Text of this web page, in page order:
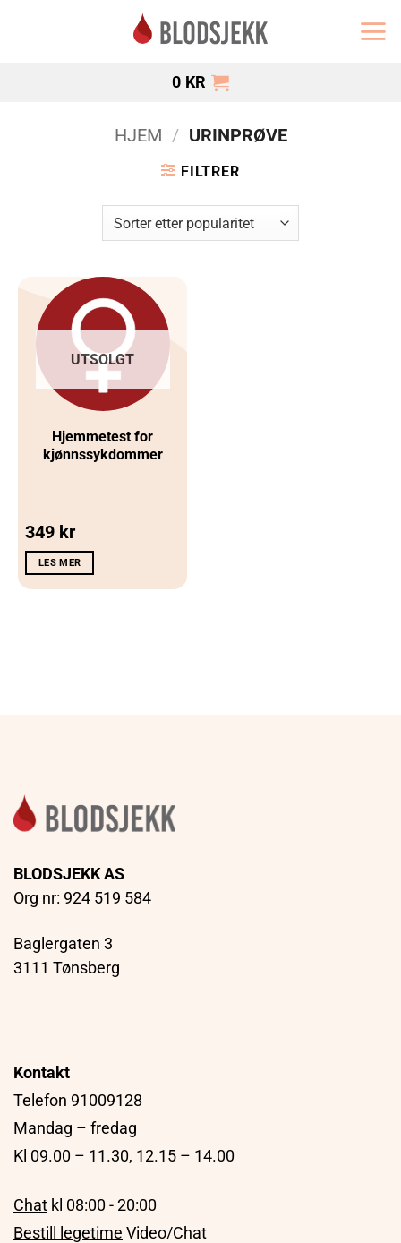
0 KR
HJEM / URINPRØVE
FILTRER
UTSOLGT
Hjemmetest for
kjønnssykdommer
349 kr
LES MER
BLODSJEKK AS
Org nr: 924 519 584
Baglergaten 3
3111 Tønsberg
Kontakt
Telefon 91009128
Mandag – fredag
Kl 09.00 – 11.30, 12.15 – 14.00
Chat kl 08:00 - 20:00
Bestill legetime Video/Chat